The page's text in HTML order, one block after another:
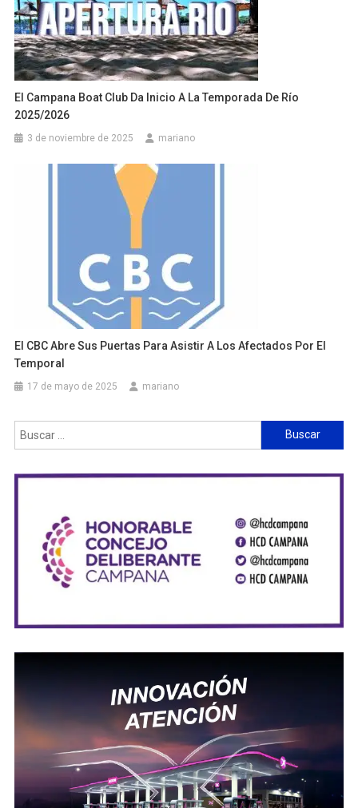
El Campana Boat Club Da Inicio A La Temporada De Río
2025/2026
3 de noviembre de 2025 mariano
El CBC Abre Sus Puertas Para Asistir A Los Afectados Por El
Temporal
17 de mayo de 2025 mariano
Buscar: